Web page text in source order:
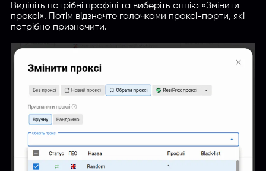
Виділіть потрібні профілі та виберіть опцію «Змінити
проксі». Потім відзначте галочками проксі-порти, які
потрібно призначити.